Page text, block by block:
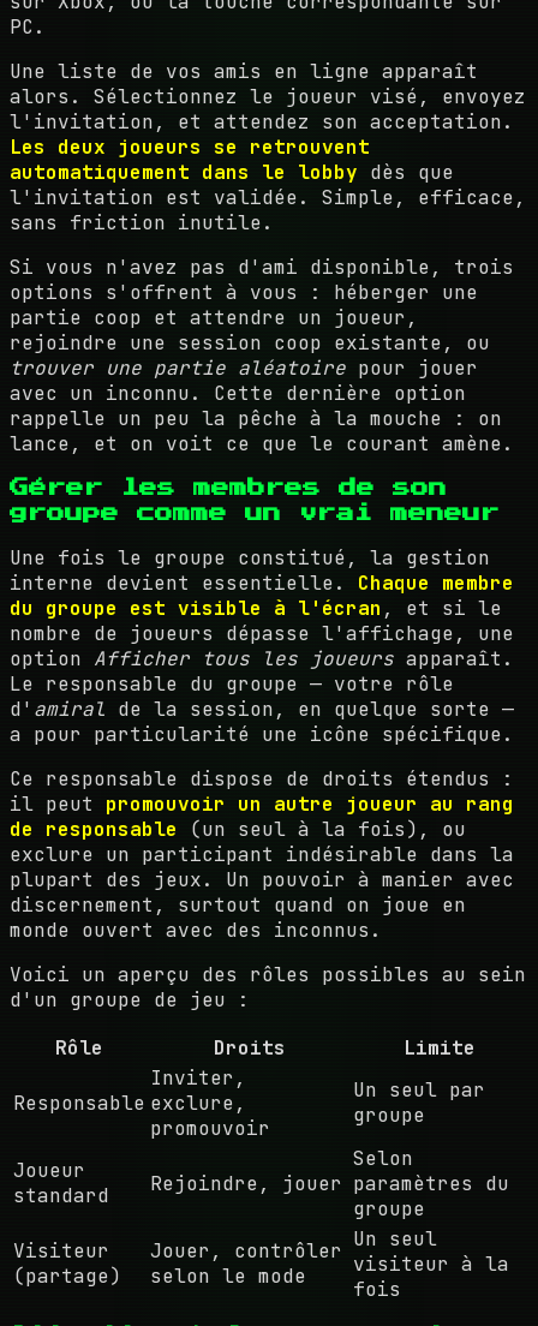
PC.
Une liste de vos amis en ligne apparaît
alors. Sélectionnez le joueur visé, envoyez
l'invitation, et attendez son acceptation.
Les deux joueurs se retrouvent
automatiquement dans le lobby dès que
l'invitation est validée. Simple, efficace,
sans friction inutile.
Si vous n'avez pas d'ami disponible, trois
options s'offrent à vous : héberger une
partie coop et attendre un joueur,
rejoindre une session coop existante, ou
trouver une partie aléatoire pour jouer
avec un inconnu. Cette dernière option
rappelle un peu la pêche à la mouche : on
lance, et on voit ce que le courant amène.
Gérer les membres de son
groupe comme un vrai meneur
Une fois le groupe constitué, la gestion
interne devient essentielle. Chaque membre
du groupe est visible à l'écran , et si le
nombre de joueurs dépasse l'affichage, une
option Afficher tous les joueurs apparaît.
Le responsable du groupe — votre rôle
d' amiral de la session, en quelque sorte —
a pour particularité une icône spécifique.
Ce responsable dispose de droits étendus :
il peut promouvoir un autre joueur au rang
de responsable (un seul à la fois), ou
exclure un participant indésirable dans la
plupart des jeux. Un pouvoir à manier avec
discernement, surtout quand on joue en
monde ouvert avec des inconnus.
Voici un aperçu des rôles possibles au sein
d'un groupe de jeu :
Rôle
Droits Limite
Responsable
Inviter,
exclure,
promouvoir
Un seul par
groupe
Joueur
standard
Rejoindre, jouer
Selon
paramètres du
groupe
Visiteur
(partage)
Jouer, contrôler
selon le mode
Un seul
visiteur à la
fois